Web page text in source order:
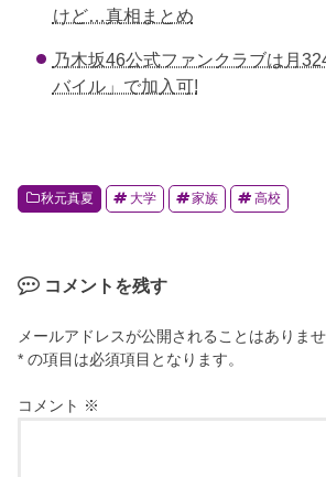
けど…真相まとめ
乃木坂46公式ファンクラブは月
バイル」で加入可!
秋元真夏 大学 家族 高校
コメントを残す
メールアドレスが公開されることはありませ
* の項目は必須項目となります。
コメント ※